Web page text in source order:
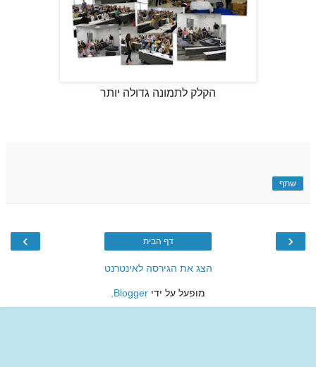
הקלק לתמונה גדולה יותר
שתף
‹
› דף הבית
הצג את הגירסה לאינטרנט
מופעל על ידי Blogger